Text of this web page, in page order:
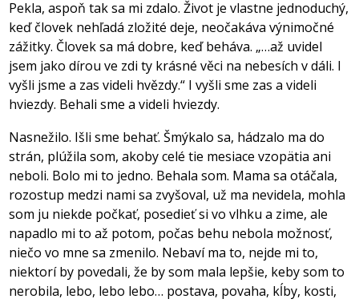
Pekla, aspoň tak sa mi zdalo. Život je vlastne jednoduchý,
keď človek nehľadá zložité deje, neočakáva výnimočné
zážitky. Človek sa má dobre, keď beháva. „…až uvidel
jsem jako dírou ve zdi ty krásné věci na nebesích v dáli. I
vyšli jsme a zas videli hvězdy.“ I vyšli sme zas a videli
hviezdy. Behali sme a videli hviezdy.
Nasnežilo. Išli sme behať. Šmýkalo sa, hádzalo ma do
strán, plúžila som, akoby celé tie mesiace vzopätia ani
neboli. Bolo mi to jedno. Behala som. Mama sa otáčala,
rozostup medzi nami sa zvyšoval, už ma nevidela, mohla
som ju niekde počkať, posedieť si vo vlhku a zime, ale
napadlo mi to až potom, počas behu nebola možnosť,
niečo vo mne sa zmenilo. Nebaví ma to, nejde mi to,
niektorí by povedali, že by som mala lepšie, keby som to
nerobila, lebo, lebo lebo… postava, povaha, kĺby, kosti,